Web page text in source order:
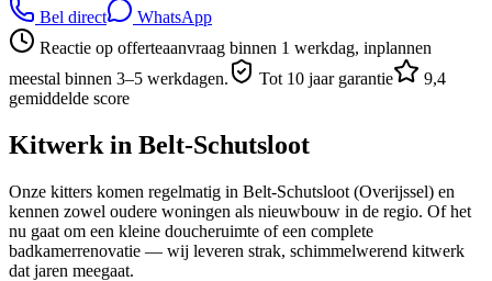
Bel direct
WhatsApp
Reactie op offerteaanvraag binnen 1 werkdag, inplannen
meestal binnen 3–5 werkdagen.
Tot 10 jaar garantie
9,4
gemiddelde score
Kitwerk in Belt-Schutsloot
Onze kitters komen regelmatig in Belt-Schutsloot (Overijssel) en
kennen zowel oudere woningen als nieuwbouw in de regio. Of het
nu gaat om een kleine doucheruimte of een complete
badkamerrenovatie — wij leveren strak, schimmelwerend kitwerk
dat jaren meegaat.